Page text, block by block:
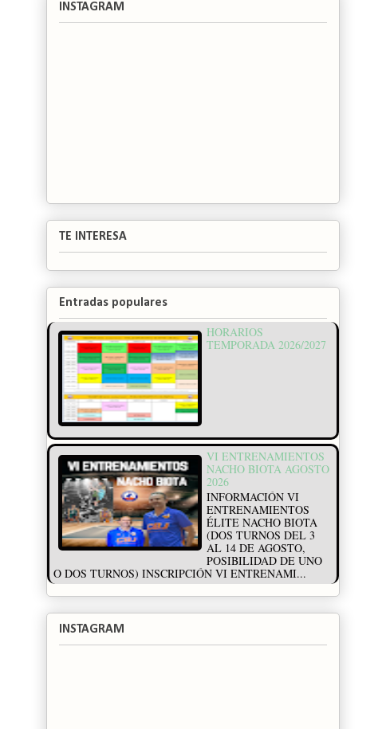
INSTAGRAM
TE INTERESA
Entradas populares
HORARIOS
TEMPORADA 2026/2027
VI ENTRENAMIENTOS
NACHO BIOTA AGOSTO
2026
INFORMACIÓN VI
ENTRENAMIENTOS
ÉLITE NACHO BIOTA
(DOS TURNOS DEL 3
AL 14 DE AGOSTO,
POSIBILIDAD DE UNO
O DOS TURNOS) INSCRIPCIÓN VI ENTRENAMI...
INSTAGRAM